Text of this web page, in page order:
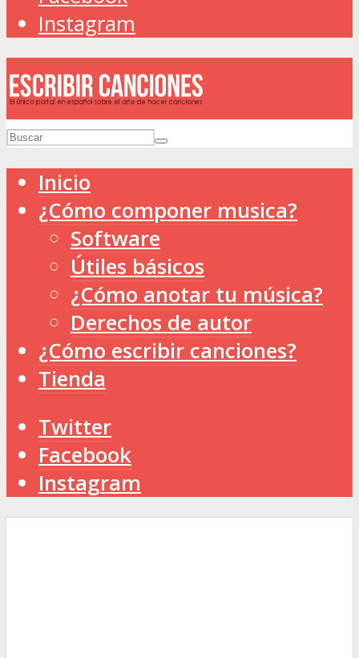
Instagram
Inicio
¿Cómo componer musica?
Software
Útiles básicos
¿Cómo anotar tu música?
Derechos de autor
¿Cómo escribir canciones?
Tienda
Twitter
Facebook
Instagram